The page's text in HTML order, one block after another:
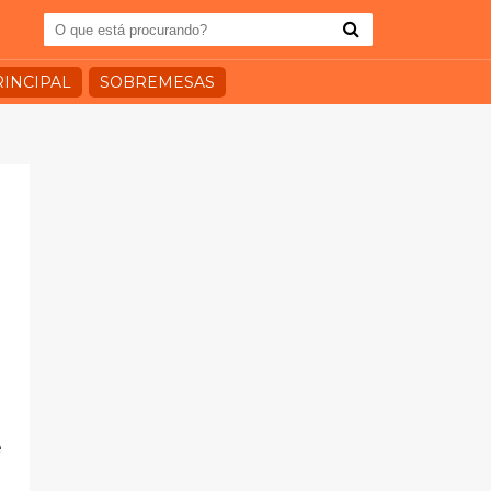
SOBREMESAS